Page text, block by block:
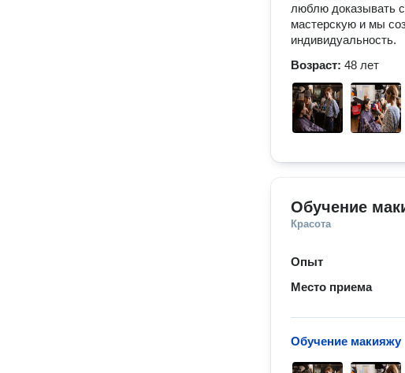
люблю доказывать
мастерскую и мы
индивидуальность.
Возраст: 48 лет
Обучение
Красота
Опыт
Место приема
Обучение макияжу